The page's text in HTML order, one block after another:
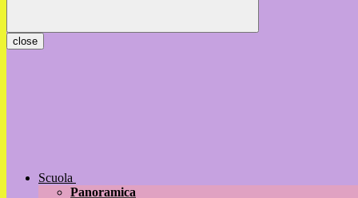
close
Scuola
Panoramica